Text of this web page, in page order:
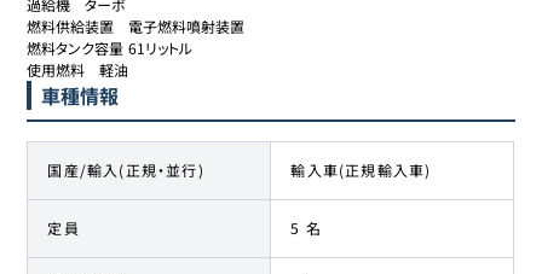
燃料供給装置	電子燃料噴射装置
燃料タンク容量	61リットル
使用燃料	軽油
車種情報
国産/輸入(正規・並行) 輸入車(正規輸入車)
定員 5 名